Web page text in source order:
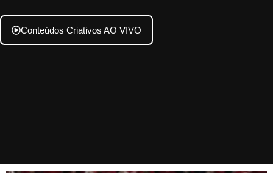
Conteúdos Criativos AO VIVO